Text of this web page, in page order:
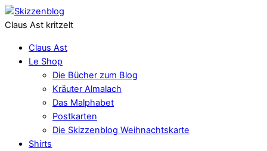
Claus Ast kritzelt
Claus Ast
Le Shop
Die Bücher zum Blog
Kräuter Almalach
Das Malphabet
Postkarten
Die Skizzenblog Weihnachtskarte
Shirts